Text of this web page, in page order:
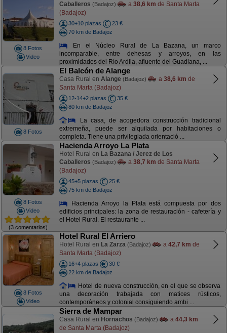
8 Fotos
Video
Caballeros (Badajoz) a 38,6 km de Santa Marta
(Badajoz)
30+10 plazas
23 €
70 km de Badajoz
En el Núcleo Rural de La Bazana, un marco
incomparable, entre dehesas y arroyos, en las
proximidades del Río Ardila, afluente del Guadiana, ...
8 Fotos
El Balcón de Alange
Casa Rural en Alange (Badajoz) a 38,6 km de
Santa Marta (Badajoz)
12-14+2 plazas
35 €
80 km de Badajoz
La casa, de acogedora construcción tradicional
extremeña, puede ser alquilada por habitaciones o
completa. Tiene una privilegiada orientació ...
8 Fotos
Video
(3 comentarios)
Hacienda Arroyo La Plata
Hotel Rural en La Bazana / Jerez de Los
Caballeros (Badajoz) a 38,7 km de Santa Marta
(Badajoz)
45+5 plazas
25 €
75 km de Badajoz
Hacienda Arroyo la Plata está compuesta por dos
edificios principales: la zona de restauración - cafetería y
el Hotel Rural. El restaurante ...
8 Fotos
Video
Hotel Rural El Arriero
Hotel Rural en La Zarza (Badajoz) a 42,7 km de
Santa Marta (Badajoz)
16+4 plazas
30 €
22 km de Badajoz
Hotel de nueva construcción, en el que se observa
una decoración trabajada con matices rústicos,
contemporáneos y colonial consiguiendo ambi ...
Sierra de Mampar
Casa Rural en Hornachos (Badajoz) a 44,3 km
de Santa Marta (Badajoz)